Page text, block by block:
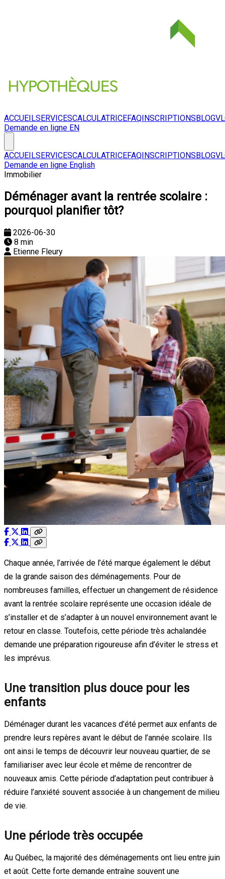
ACCUEILSERVICESCALCULATRICEFAQINSCRIPTIONSBLOG
Demande en ligne EN
ACCUEILSERVICESCALCULATRICEFAQINSCRIPTIONSBLOG
Demande en ligne English
Immobilier
Déménager avant la rentrée scolaire :
pourquoi planifier tôt?
2026-06-30
8 min
Etienne Fleury
Chaque année, l’arrivée de l’été marque également le début
de la grande saison des déménagements. Pour de
nombreuses familles, effectuer un changement de résidence
avant la rentrée scolaire représente une occasion idéale de
s’installer et de s’adapter à un nouvel environnement avant le
retour en classe. Toutefois, cette période très achalandée
demande une préparation rigoureuse afin d’éviter le stress et
les imprévus.
Une transition plus douce pour les
enfants
Déménager durant les vacances d’été permet aux enfants de
prendre leurs repères avant le début de l’année scolaire. Ils
ont ainsi le temps de découvrir leur nouveau quartier, de se
familiariser avec leur école et même de rencontrer de
nouveaux amis. Cette période d’adaptation peut contribuer à
réduire l’anxiété souvent associée à un changement de milieu
de vie.
Une période très occupée
Au Québec, la majorité des déménagements ont lieu entre juin
et août. Cette forte demande entraîne souvent une